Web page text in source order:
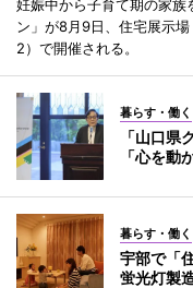
妊娠中から子育て期の家族
ン」が8月9日、住宅展示
2）で開催される。
暮らす・働く
「山口
「心を動
暮らす・働く
宇部で「
蛍光灯製